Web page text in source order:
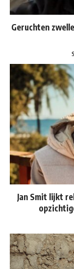
Geruchten
Jan Smit lijkt